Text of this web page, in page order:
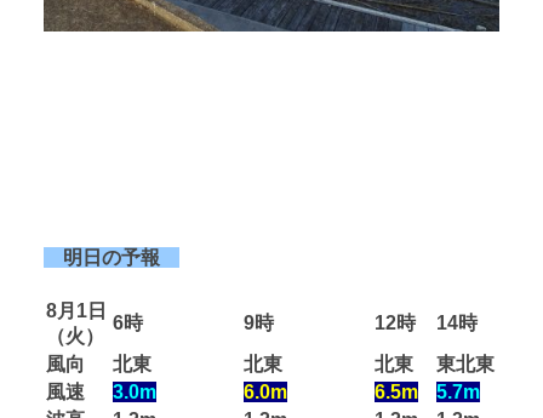
明日の予報
8月1日
（火）
6時 9時 12時
14時
風向
北東 北東 北東
東北東
風速
3.0m 6.0m 6.5m
5.7m